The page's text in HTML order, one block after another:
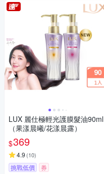
LUX 麗仕極輕光護膜髮油90ml
（果漾晨曦/花漾晨露）
$369
4.9 (10)
挑戰低價 券